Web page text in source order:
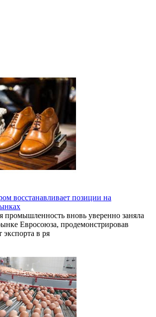
восстанавливает позиции на
промышленность вновь уверенно заняла
Евросоюза, продемонстрировав
экспорта в ря